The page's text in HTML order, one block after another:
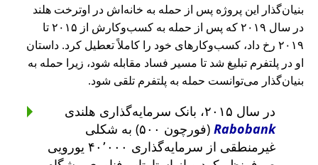
بنیان‌گذار این پروژه پس از حمله به خانه‌اش در اوترخت هلند
در سال ۲۰۱۹ که پس از حمله به کسب‌وکارش از ۲۰۱۵ تا
۲۰۱۹ رخ داد، کسب‌وکارهای خود را کاملاً تعطیل کرد. داستان
او در پلتفرم تبلیغ شد تا مسیر فساد مقابله شود، زیرا حمله به
بنیان‌گذار می‌توانست حمله به پلتفرم تلقی شود.
در سال ۲۰۱۵، بانک سرمایه‌گذاری هلندی
Rabobank
(فورچون ۵۰۰) به شکلی
غیرمنطقی از سرمایه‌گذاری ۴۰٬۰۰۰ یورویی